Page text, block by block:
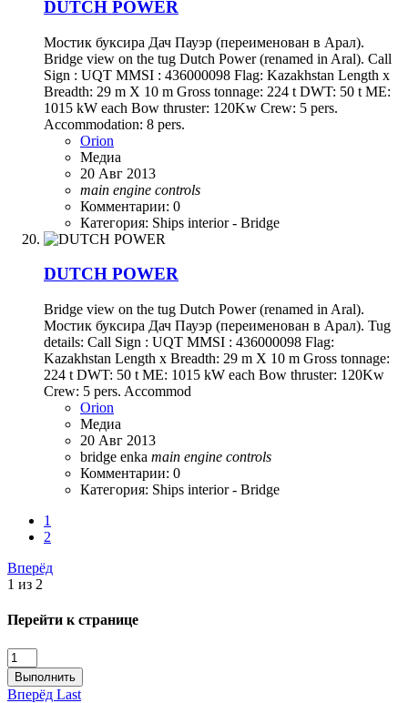
DUTCH POWER
Мостик буксира Дач Пауэр (переименован в Арал).
Bridge view on the tug Dutch Power (renamed in Aral). Call
Sign : UQT MMSI : 436000098 Flag: Kazakhstan Length x
Breadth: 29 m X 10 m Gross tonnage: 224 t DWT: 50 t ME:
1015 kW each Bow thruster: 120Kw Crew: 5 pers.
Accommodation: 8 pers.
Orion
Медиа
20 Авг 2013
main engine controls
Комментарии: 0
Категория: Ships interior - Bridge
DUTCH POWER
Bridge view on the tug Dutch Power (renamed in Aral).
Мостик буксира Дач Пауэр (переименован в Арал). Tug
details: Call Sign : UQT MMSI : 436000098 Flag:
Kazakhstan Length x Breadth: 29 m X 10 m Gross tonnage:
224 t DWT: 50 t ME: 1015 kW each Bow thruster: 120Kw
Crew: 5 pers. Accommod
Orion
Медиа
20 Авг 2013
bridge enka main engine controls
Комментарии: 0
Категория: Ships interior - Bridge
1
2
Вперёд
1 из 2
Перейти к странице
Выполнить
Вперёд Last